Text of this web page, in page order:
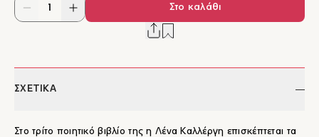
Στο καλάθι
ΣΧΕΤΙΚΑ
Στο τρίτο ποιητικό βιβλίο της η Λένα Καλλέργη επισκέπτεται τα